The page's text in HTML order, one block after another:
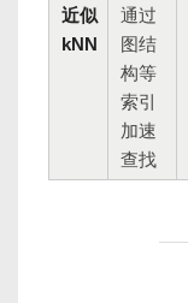
近似
kNN
通过
图结
构等
索引
加速
查找